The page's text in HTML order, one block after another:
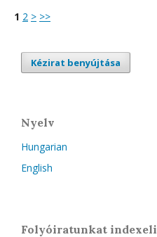
1 2 > >>
Kézirat benyújtása
Nyelv
Hungarian
English
Folyóiratunkat indexeli